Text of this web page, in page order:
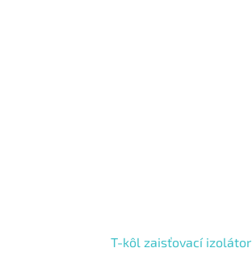
T-kôl zaisťovací izolátor